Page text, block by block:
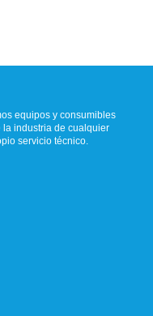
equipos y consumibles
industria de cualquier
servicio técnico.